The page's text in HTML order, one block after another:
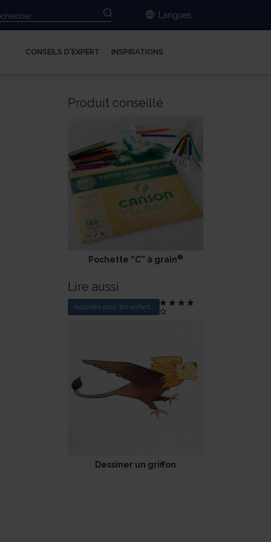
Langues
CONSEILS D'EXPERT INSPIRATIONS
Produit conseillé
Pochette “C” à grain®
Lire aussi
Activités pour les enfants
Dessiner un griffon